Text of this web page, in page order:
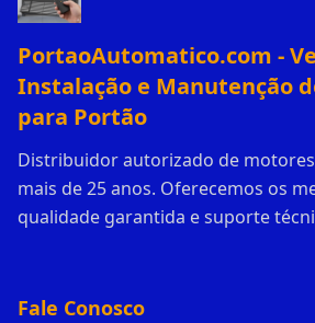
PortaoAutomatico.com -
Instalação e Manutenção
para Portão
Distribuidor autorizado de
mais de 25 anos. Oferecemos os
qualidade garantida e suporte
Fale Conosco